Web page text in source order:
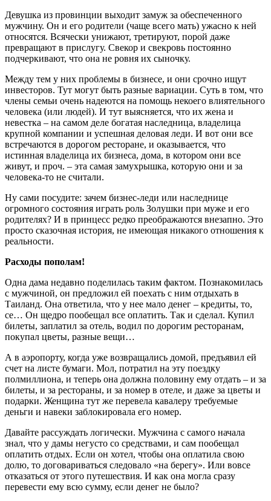
Девушка из провинции выходит замуж за обеспеченного
мужчину. Он и его родители (чаще всего мать) ужасно к ней
относятся. Всячески унижают, третируют, порой даже
превращают в прислугу. Свекор и свекровь постоянно
подчеркивают, что она не ровня их сыночку.
Между тем у них проблемы в бизнесе, и они срочно ищут
инвесторов. Тут могут быть разные вариации. Суть в том, что
члены семьи очень надеются на помощь некоего влиятельного
человека (или людей). И тут выясняется, что их жена и
невестка – на самом деле богатая наследница, владелица
крупной компании и успешная деловая леди. И вот они все
встречаются в дорогом ресторане, и оказывается, что
истинная владелица их бизнеса, дома, в котором они все
живут, и проч. – эта самая замухрышка, которую они и за
человека-то не считали.
Ну сами посудите: зачем бизнес-леди или наследнице
огромного состояния играть роль Золушки при муже и его
родителях? И в принцесс редко преображаются внезапно. Это
просто сказочная история, не имеющая никакого отношения к
реальности.
Расходы пополам!
Одна дама недавно поделилась таким фактом. Познакомилась
с мужчиной, он предложил ей поехать с ним отдыхать в
Таиланд. Она ответила, что у нее мало денег – кредиты, то,
се… Он щедро пообещал все оплатить. Так и сделал. Купил
билеты, заплатил за отель, водил по дорогим ресторанам,
покупал цветы, разные вещи…
А в аэропорту, когда уже возвращались домой, предъявил ей
счет на листе бумаги. Мол, потратил на эту поездку
полмиллиона, и теперь она должна половину ему отдать – и за
билеты, и за рестораны, и за номер в отеле, и даже за цветы и
подарки. Женщина тут же перевела кавалеру требуемые
деньги и навеки заблокировала его номер.
Давайте рассуждать логически. Мужчина с самого начала
знал, что у дамы негусто со средствами, и сам пообещал
оплатить отдых. Если он хотел, чтобы она оплатила свою
долю, то договариваться следовало «на берегу». Или вовсе
отказаться от этого путешествия. И как она могла сразу
перевести ему всю сумму, если денег не было?